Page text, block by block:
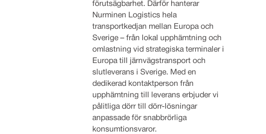
förutsägbarhet. Därför hanterar
Nurminen Logistics hela
transportkedjan mellan Europa och
Sverige – från lokal upphämtning och
omlastning vid strategiska terminaler i
Europa till järnvägstransport och
slutleverans i Sverige. Med en
dedikerad kontaktperson från
upphämtning till leverans erbjuder vi
pålitliga dörr till dörr-lösningar
anpassade för snabbrörliga
konsumtionsvaror.